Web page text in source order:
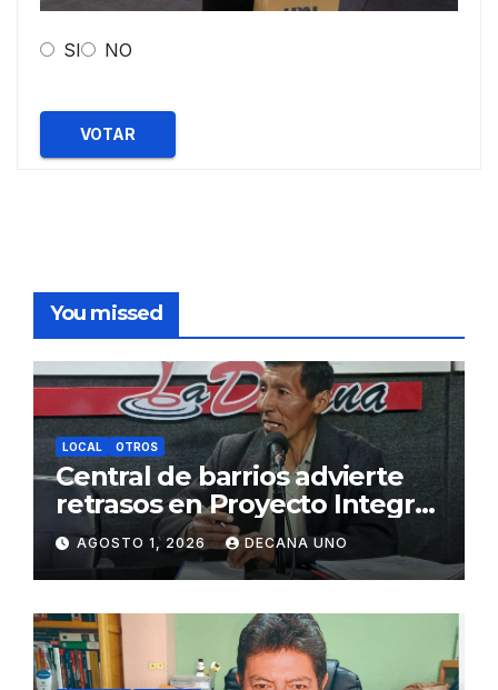
SI NO
VOTAR
You missed
LOCAL OTROS
Central de barrios advierte
retrasos en Proyecto Integral
de Agua y Alcantarillado para
Juliaca
AGOSTO 1, 2026 DECANA UNO